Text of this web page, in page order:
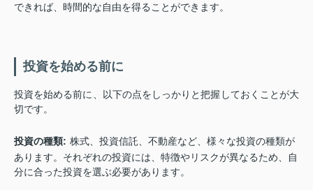
できれば、時間的な自由を得ることができます。
投資を始める前に
投資を始める前に、以下の点をしっかりと把握しておくことが大
切です。
投資の種類: 株式、投資信託、不動産など、様々な投資の種類が
あります。それぞれの投資には、特徴やリスクが異なるため、自
分に合った投資を選ぶ必要があります。